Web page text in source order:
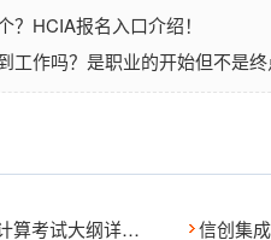
HCIA报名入口介绍！
工作吗？是职业的开始但不是终
华为HCIP云计算认证考什么？HCIP云计算考试大纲详解！